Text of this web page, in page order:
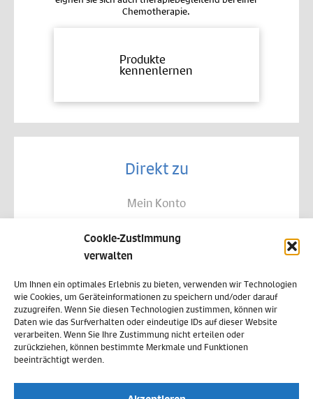
Cookie-Zustimmung
verwalten
Um Ihnen ein optimales Erlebnis zu bieten, verwenden wir Technologien
wie Cookies, um Geräteinformationen zu speichern und/oder darauf
zuzugreifen. Wenn Sie diesen Technologien zustimmen, können wir
Daten wie das Surfverhalten oder eindeutige IDs auf dieser Website
verarbeiten. Wenn Sie Ihre Zustimmung nicht erteilen oder
zurückziehen, können bestimmte Merkmale und Funktionen
beeinträchtigt werden.
Chemotherapie.
Produkte
kennenlernen
Direkt zu
Mein Konto
Allgemeine Geschäftsbedingungen
Datenschutz
Widerruf
Zahlungsweisen
Versand & Lieferung